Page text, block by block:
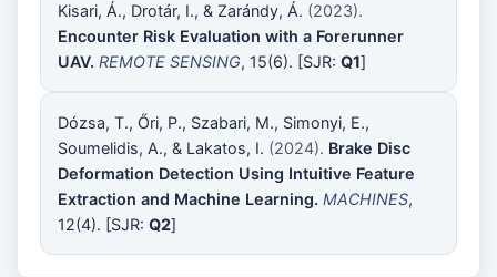
Kisari, Á., Drotár, I., & Zarándy, Á. (2023).
Encounter Risk Evaluation with a Forerunner
UAV. REMOTE SENSING, 15(6). [SJR: Q1]
Dózsa, T., Őri, P., Szabari, M., Simonyi, E.,
Soumelidis, A., & Lakatos, I. (2024). Brake Disc
Deformation Detection Using Intuitive Feature
Extraction and Machine Learning. MACHINES,
12(4). [SJR: Q2]